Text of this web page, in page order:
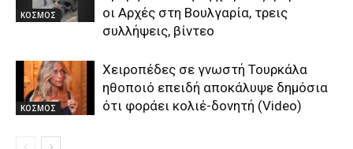
ΚΟΣΜΟΣ
οι Αρχές στη Βουλγαρία, τρεις
συλλήψεις, βίντεο
ΚΟΣΜΟΣ
Χειροπέδες σε γνωστή Τουρκάλα
ηθοποιό επειδή αποκάλυψε δημόσια
ότι φοράει κολιέ-δονητή (Video)